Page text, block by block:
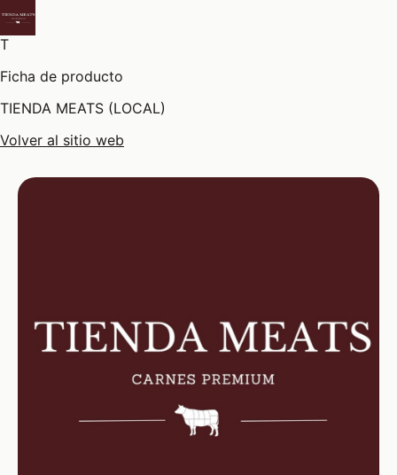
T
Ficha de producto
TIENDA MEATS (LOCAL)
Volver al sitio web